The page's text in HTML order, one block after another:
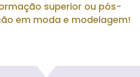
superior ou pós-
em moda e modelagem!